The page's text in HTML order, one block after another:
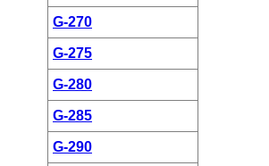
G-270
G-275
G-280
G-285
G-290